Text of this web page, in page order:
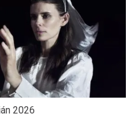
2026